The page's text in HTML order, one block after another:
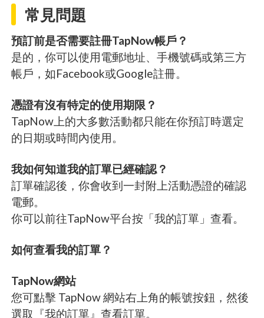
常見問題
預訂前是否需要註冊TapNow帳戶？
是的，你可以使用電郵地址、手機號碼或第三方
帳戶，如Facebook或Google註冊。
憑證有沒有特定的使用期限？
TapNow上的大多數活動都只能在你預訂時選定
的日期或時間內使用。
我如何知道我的訂單已經確認？
訂單確認後，你會收到一封附上活動憑證的確認
電郵。
你可以前往TapNow平台按「我的訂單」查看。
如何查看我的訂單？
TapNow網站
您可點擊 TapNow 網站右上角的帳號按鈕，然後
選取『我的訂單』查看訂單。